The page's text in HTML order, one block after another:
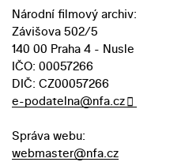
Národní filmový archiv:
Závišova 502/5
140 00 Praha 4 - Nusle
IČO: 00057266
DIČ: CZ00057266
e-podatelna@nfa.cz
Správa webu:
webmaster@nfa.cz